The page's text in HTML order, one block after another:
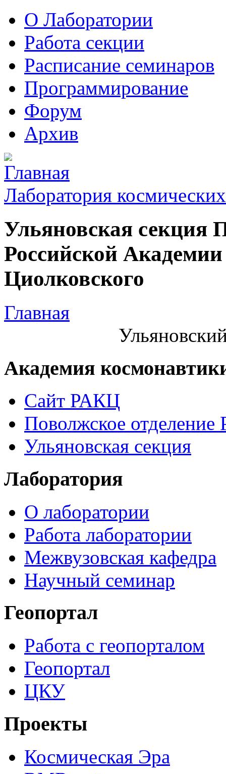
О Лаборатории
Работа секции
Расписание семинаров
Программирование
Форум
Архив
Лаборатория
Ульяновская секция
Российской
Циолковского
Главная
Академия
Сайт РАКЦ
Поволжское
Ульяновская секция
Лаборатория
О лаборатории
Работа лаборатории
Межвузовская кафедра
Научный семинар
Геопортал
Работа с геопорталом
Геопортал
ЦКУ
Проекты
Космическая Эра